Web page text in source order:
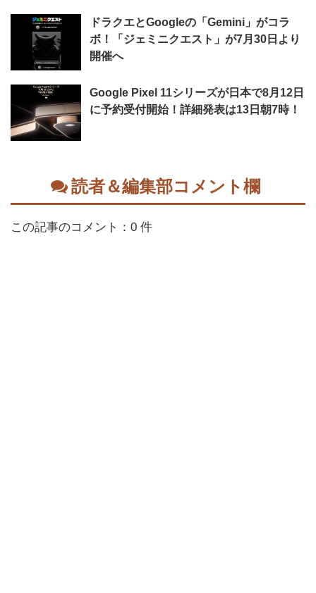
ドラクエとGoogleの「Gemini」がコラ
ボ！「ジェミニクエスト」が7月30日より
開催へ
Google Pixel 11シリーズが日本で8月12日
に予約受付開始！詳細発表は13日朝7時！
読者＆編集部コメント欄
この記事のコメント：0 件